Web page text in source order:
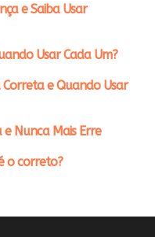
e Saiba Usar
Usar Cada Um?
e Quando Usar
Nunca Mais Erre
o correto?